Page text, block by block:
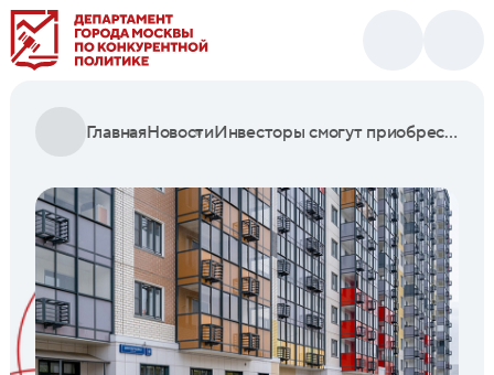
ГлавнаяНовости Инвесторы смогут приобрести 46 коммерческих помещений в районе Северный